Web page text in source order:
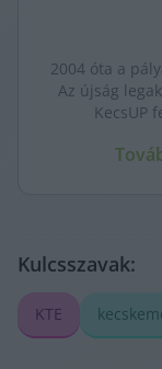
2004 óta a
Az újság
KecsUP
arca és a
Kulcsszavak:
KTE